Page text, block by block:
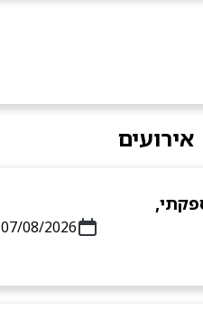
אירועים
- זוהר לא הספקתי,
07/08/2026 11:00